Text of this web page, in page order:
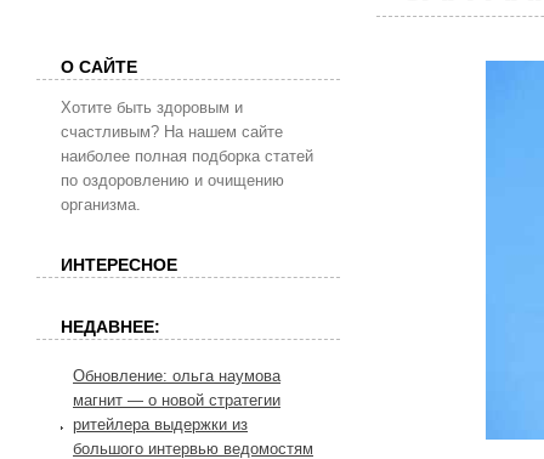
О САЙТЕ
Хотите быть здоровым и
счастливым? На нашем сайте
наиболее полная подборка статей
по оздоровлению и очищению
организма.
ИНТЕРЕСНОЕ
НЕДАВНЕЕ:
Обновление: ольга наумова
магнит — о новой стратегии
ритейлера выдержки из
большого интервью ведомостям